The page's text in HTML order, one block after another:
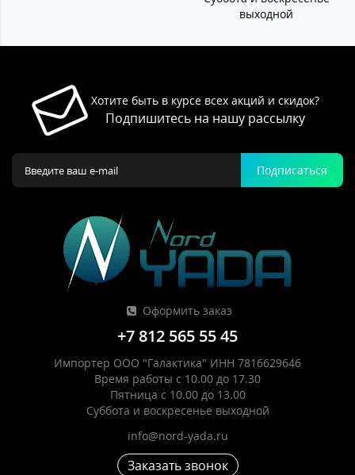
выходной
Хотите быть в курсе всех акций и скидок?
Подпишитесь на нашу рассылку
Подписаться
Оформить заказ
+7 812 565 55 45
Импортер ООО "Галактика" ИНН 7816629646
Время работы с 10.00 до 17.30
Пятница с 10.00 до 13.00
Суббота и воскресенье выходной
info@nord-yada.ru
Заказать звонок